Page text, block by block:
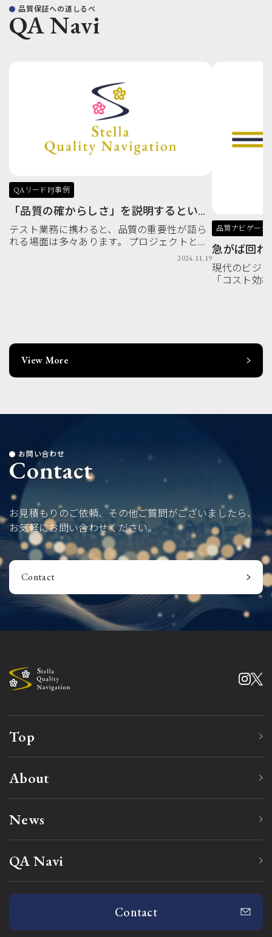
品質保証への道しるべ
QA Navi
QAリードPJ事例
「品質の確からしさ」を説明するという
こと：説明責任と向き合ったプロジェク
トの事例
テスト業務に携わると、品質の重要性が語ら
れる場面は多々あります。 プロジェクトとし
ては、不具合の検出率、不具合傾向の分析な
2024.11.19
品質ナビゲーシ
急がば回れ
するな「品
現代のビジ
「コスト効
View More
お問い合わせ
Contact
お見積もりのご依頼、その他ご質問がございましたら、
お気軽にお問い合わせください。
Contact
Top
About
News
QA Navi
Contact